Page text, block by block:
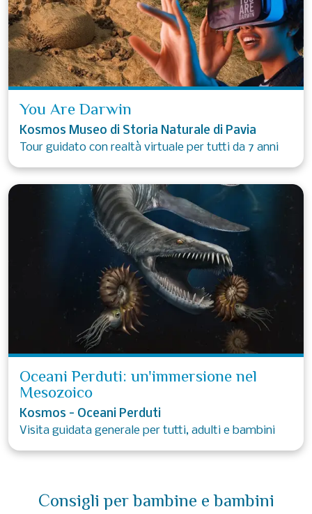
You Are Darwin
Kosmos Museo di Storia Naturale di Pavia
Tour guidato con realtà virtuale per tutti da 7 anni
Oceani Perduti: un'immersione nel
Mesozoico
Kosmos - Oceani Perduti
Visita guidata generale per tutti, adulti e bambini
Consigli per bambine e bambini